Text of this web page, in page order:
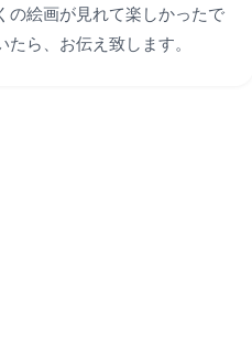
の絵画が見れて楽しかったで
ら、お伝え致します。